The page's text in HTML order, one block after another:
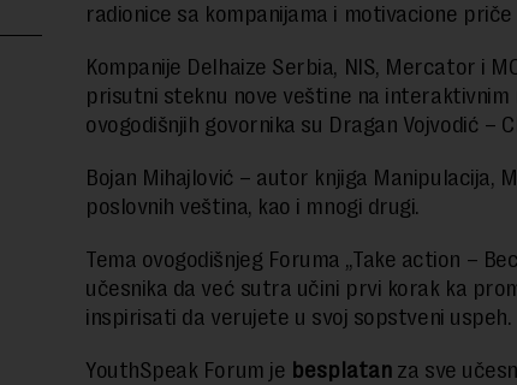
radionice sa kompanijama i motivacione
Kompanije Delhaize Serbia, NIS, Mercator i
prisutni steknu nove veštine na interaktivnim
ovogodišnjih govornika su Dragan Vojvodić –
Bojan Mihajlović – autor knjiga Manipulacija,
poslovnih veština, kao i mnogi drugi.
Tema ovogodišnjeg Foruma „Take action –
učesnika da već sutra učini prvi korak ka
inspirisati da verujete u svoj sopstveni uspeh.
YouthSpeak Forum je besplatanza sve